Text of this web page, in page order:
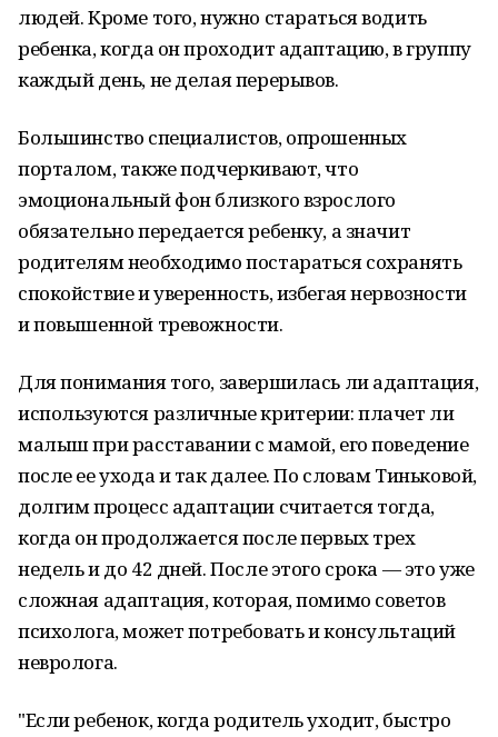
людей. Кроме того, нужно стараться водить
ребенка, когда он проходит адаптацию, в группу
каждый день, не делая перерывов.
Большинство специалистов, опрошенных
порталом, также подчеркивают, что
эмоциональный фон близкого взрослого
обязательно передается ребенку, а значит
родителям необходимо постараться сохранять
спокойствие и уверенность, избегая нервозности
и повышенной тревожности.
Для понимания того, завершилась ли адаптация,
используются различные критерии: плачет ли
малыш при расставании с мамой, его поведение
после ее ухода и так далее. По словам Тиньковой,
долгим процесс адаптации считается тогда,
когда он продолжается после первых трех
недель и до 42 дней. После этого срока — это уже
сложная адаптация, которая, помимо советов
психолога, может потребовать и консультаций
невролога.
"Если ребенок, когда родитель уходит, быстро